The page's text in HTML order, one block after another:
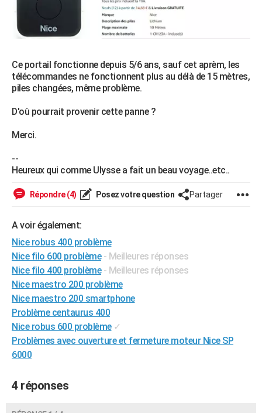
Voyage nature
Voyage de noces
GUIDES D'ACHAT
BONS PLANS
CARTE DE VOEUX
Carte de Noël
Carte Bonne année
Carte Saint-Valentin
Carte Pâques
Carte d'anniversaire
DICTIONNAIRE
Dictionnaire
Biographies
Citations
Expressions
Proverbes
PROGRAMME TV
COPAINS D'AVANT
Se connecter
Entreprises
Service militaire
Avis de recherche
Bricolage
Lifestyle
Culture
Sport
Auto
Television
Voyage
Cinema
Ce portail fonctionne depuis 5/6 ans, sauf cet aprèm, les
télécommandes ne fonctionnent plus au délà de 15 mètres,
piles changées, même problème.
D'où pourrait provenir cette panne ?
Merci.
--
Heureux qui comme Ulysse a fait un beau voyage..etc..
Répondre (4) Posez votre question Partager
A voir également:
Nice robus 400 problème
Nice filo 600 problème - Meilleures réponses
Nice filo 400 problème - Meilleures réponses
Nice maestro 200 problème
Nice maestro 200 smartphone
Problème centaurus 400
Nice robus 600 problème ✓
Problèmes avec ouverture et fermeture moteur Nice SP
6000
4 réponses